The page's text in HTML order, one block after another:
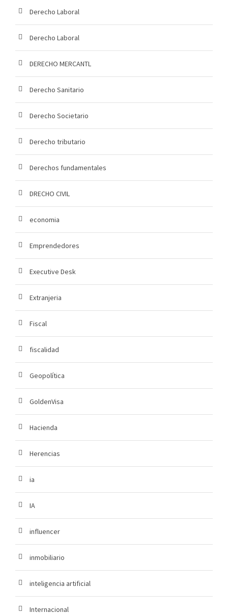
Derecho Laboral
Derecho Laboral
DERECHO MERCANTL
Derecho Sanitario
Derecho Societario
Derecho tributario
Derechos fundamentales
DRECHO CIVIL
economia
Emprendedores
Executive Desk
Extranjeria
Fiscal
fiscalidad
Geopolítica
GoldenVisa
Hacienda
Herencias
ia
IA
influencer
inmobiliario
inteligencia artificial
Internacional